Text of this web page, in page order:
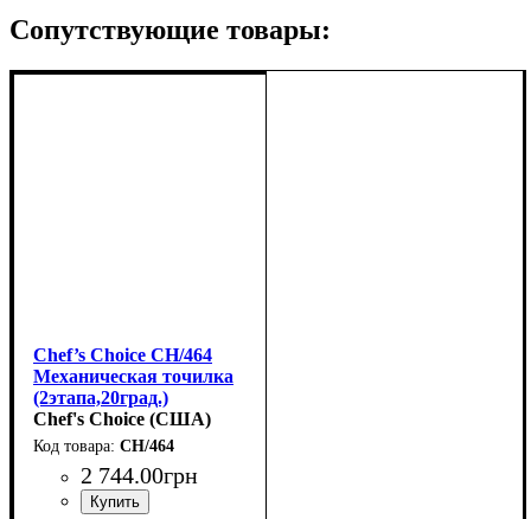
Сопутствующие товары:
Chef’s Choice CH/464
Механическая точилка
(2этапа,20град.)
Chef's Choice (США)
CH/464
2 744.00грн